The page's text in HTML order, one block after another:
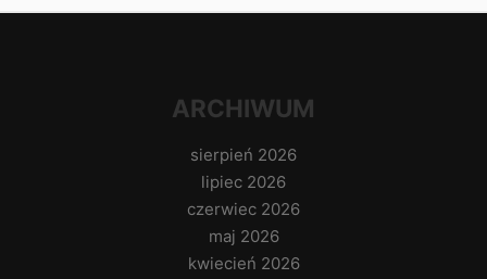
ARCHIWUM
sierpień 2026
lipiec 2026
czerwiec 2026
maj 2026
kwiecień 2026